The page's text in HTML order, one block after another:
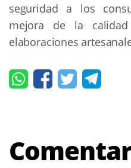
seguridad a los
mejora de la
elaboraciones